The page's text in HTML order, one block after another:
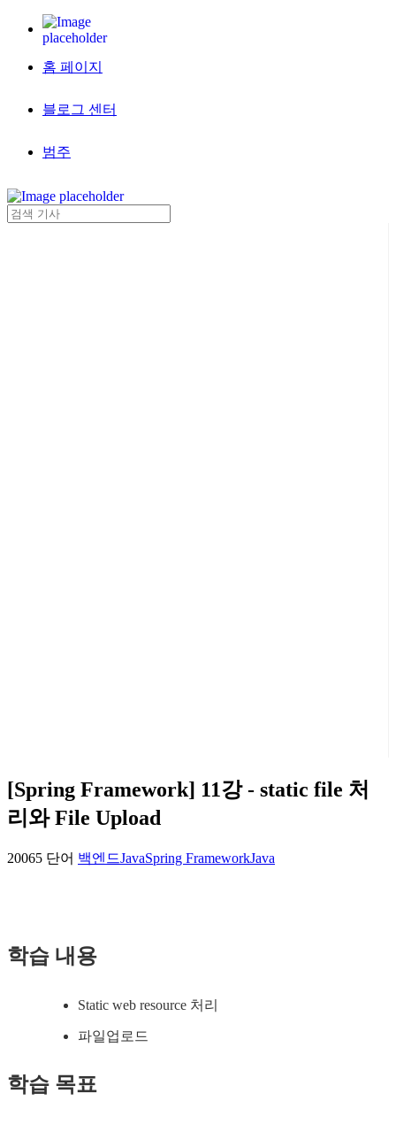
홈 페이지
블로그 센터
범주
[Spring Framework] 11강 - static file 처
리와 File Upload
20065 단어 백엔드JavaSpring FrameworkJava
학습 내용
Static web resource 처리
파일업로드
학습 목표